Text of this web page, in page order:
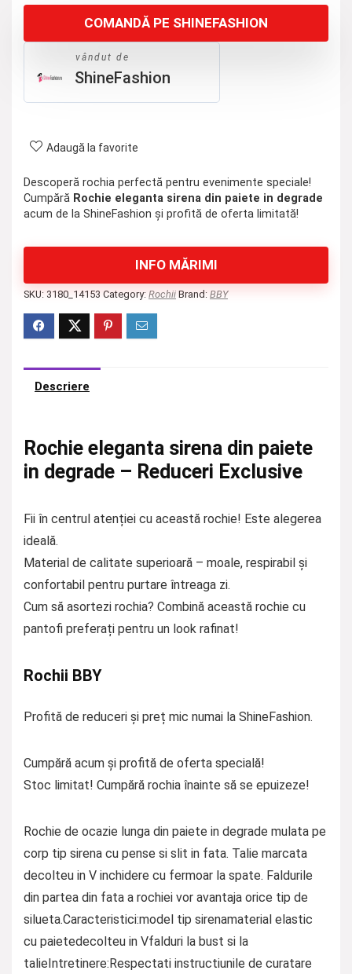
a
fost:
790 lei.
este:
711 lei.
COMANDĂ PE SHINEFASHION
vândut de
ShineFashion
Adaugă la favorite
Descoperă rochia perfectă pentru evenimente speciale!
Cumpără Rochie eleganta sirena din paiete in degrade
acum de la ShineFashion și profită de oferta limitată!
INFO MĂRIMI
SKU: 3180_14153 Category: Rochii Brand: BBY
Descriere
Rochie eleganta sirena din paiete
in degrade – Reduceri Exclusive
Fii în centrul atenției cu această rochie! Este alegerea
ideală.
Material de calitate superioară – moale, respirabil și
confortabil pentru purtare întreaga zi.
Cum să asortezi rochia? Combină această rochie cu
pantofi preferați pentru un look rafinat!
Rochii BBY
Profită de reduceri și preț mic numai la ShineFashion.
Cumpără acum și profită de oferta specială!
Stoc limitat! Cumpără rochia înainte să se epuizeze!
Rochie de ocazie lunga din paiete in degrade mulata pe
corp tip sirena cu pense si slit in fata. Talie marcata
decolteu in V inchidere cu fermoar la spate. Faldurile
din partea din fata a rochiei vor avantaja orice tip de
silueta.Caracteristici:model tip sirenamaterial elastic
cu paietedecolteu in Vfalduri la bust si la
talieIntretinere:Respectati instructiunile de curatare